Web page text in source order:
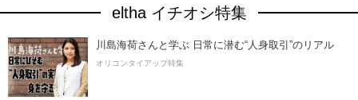
eltha イチオシ特集
川島海荷さんと学ぶ 日常に潜む“人身取引”のリアル
オリコンタイアップ特集